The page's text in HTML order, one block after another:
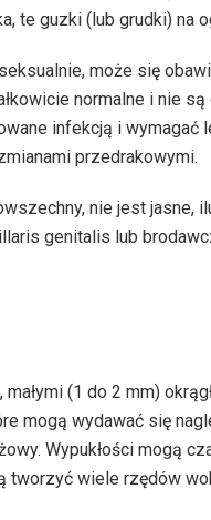
te guzki (lub grudki) na
może się
normalne i nie
infekcją i wymagać
przedrakowymi.
nie jest jasne,
genitalis lub
(1 do 2 mm)
mogą wydawać się
Wypukłości mogą
tworzyć wiele rzędów